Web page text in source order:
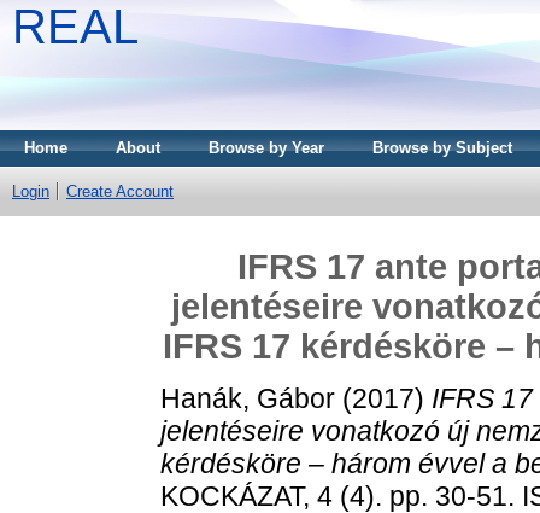
REAL
Home About Browse by Year Browse by Subject
Login Create Account
IFRS 17 ante
jelentéseire
IFRS 17 kérdésköre –
Hanák, Gábor (2017) IFRS
jelentéseire vonatkozó új
kérdésköre – három évvel a
KOCKÁZAT, 4 (4). pp. 30-51.